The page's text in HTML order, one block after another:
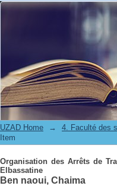
Organisation des Arrêts de
UZAD Home →
Item
Organisation des Arrêts de
Elbassatine
Ben naoui, Chaima